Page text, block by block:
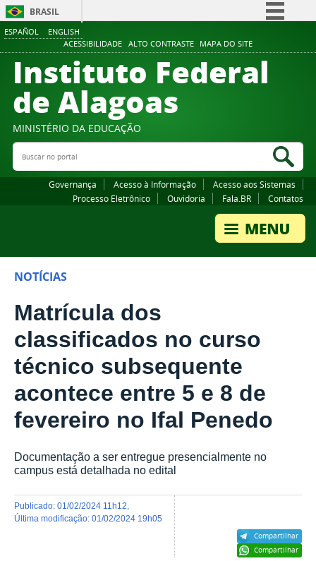
ESPAÑOL ENGLISH
ACESSIBILIDADE ALTO CONTRASTE MAPA DO SITE
BRASIL
Comunica BR
Participe
Canais
Instituto Federal
de Alagoas
MINISTÉRIO DA EDUCAÇÃO
Buscar no portal
Governança Acesso à Informação
Acesso aos Sistemas
Processo Eletrônico
Ouvidoria Fala.BR Contatos
NOTÍCIAS
Matrícula dos
classificados no curso
técnico subsequente
acontece entre 5 e 8 de
fevereiro no Ifal Penedo
Documentação a ser entregue presencialmente no
campus está detalhada no edital
Compartilhar
Compartilhar
publicado: 01/02/2024 11h12
última modificação: 01/02/2024 19h05